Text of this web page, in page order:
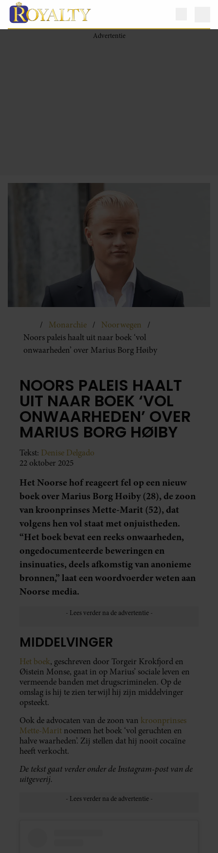
Monarchie
Noorwegen
Noors paleis haalt uit naar boek ‘vol
onwaarheden’ over Marius Borg Høiby
NOORS PALEIS HAALT
UIT NAAR BOEK ‘VOL
ONWAARHEDEN’ OVER
MARIUS BORG HØIBY
Tekst: Denise Delgado
22 oktober 2025
Het Noorse hof reageert fel op een nieuw
boek over Marius Borg Høiby (28), de zoon
van kroonprinses Mette-Marit (52), dat
volgens hen vol staat met onjuistheden.
“Het boek bevat een reeks onwaarheden,
ongedocumenteerde beweringen en
insinuaties, deels afkomstig van anonieme
bronnen,” laat een woordvoerder weten aan
Noorse media.
MIDDELVINGER
Het boek, geschreven door Torgeir Krokfjord en
Øistein Monse, gaat in op Marius’ sociale leven en
vermeende banden met drugscriminelen. Op de
omslag is hij te zien terwijl hij zijn middelvinger
opsteekt.
Ook de advocaten van de zoon van kroonprinses
Mette-Marit noemen het boek ‘vol geruchten en
halve waarheden’. Zij stellen dat hij nooit cocaïne
heeft verkocht.
De tekst gaat verder onder de Instagram-post van de
uitgeverij.